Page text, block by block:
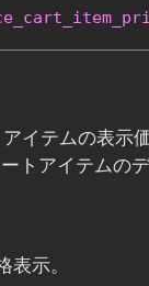
イテムの表示
トアイテムの
示。